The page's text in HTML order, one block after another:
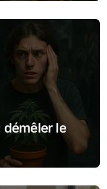
démêler le